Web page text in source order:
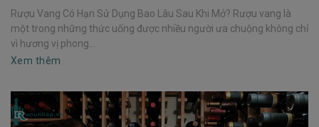
Rượu Vang Có Hạn Sử Dụng Bao Lâu Sau Khi Mở? Rượu vang là
một trong những thức uống được nhiều người ưa chuộng không chỉ
vì hương vị phong...
Xem thêm